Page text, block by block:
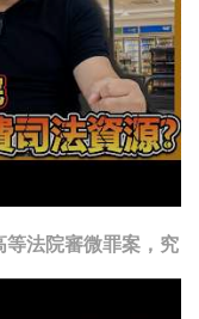
等法院審微罪案，究